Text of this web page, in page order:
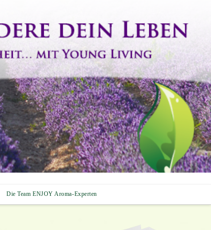
Die Team ENJOY Aroma-Experten